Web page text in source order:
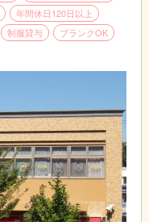
ともありますがお1人で
や急な休みの時など）
書類や責任負荷はあり
病休暇」を有給とは別
年間休日120日以上
制服貸与
ブランクOK